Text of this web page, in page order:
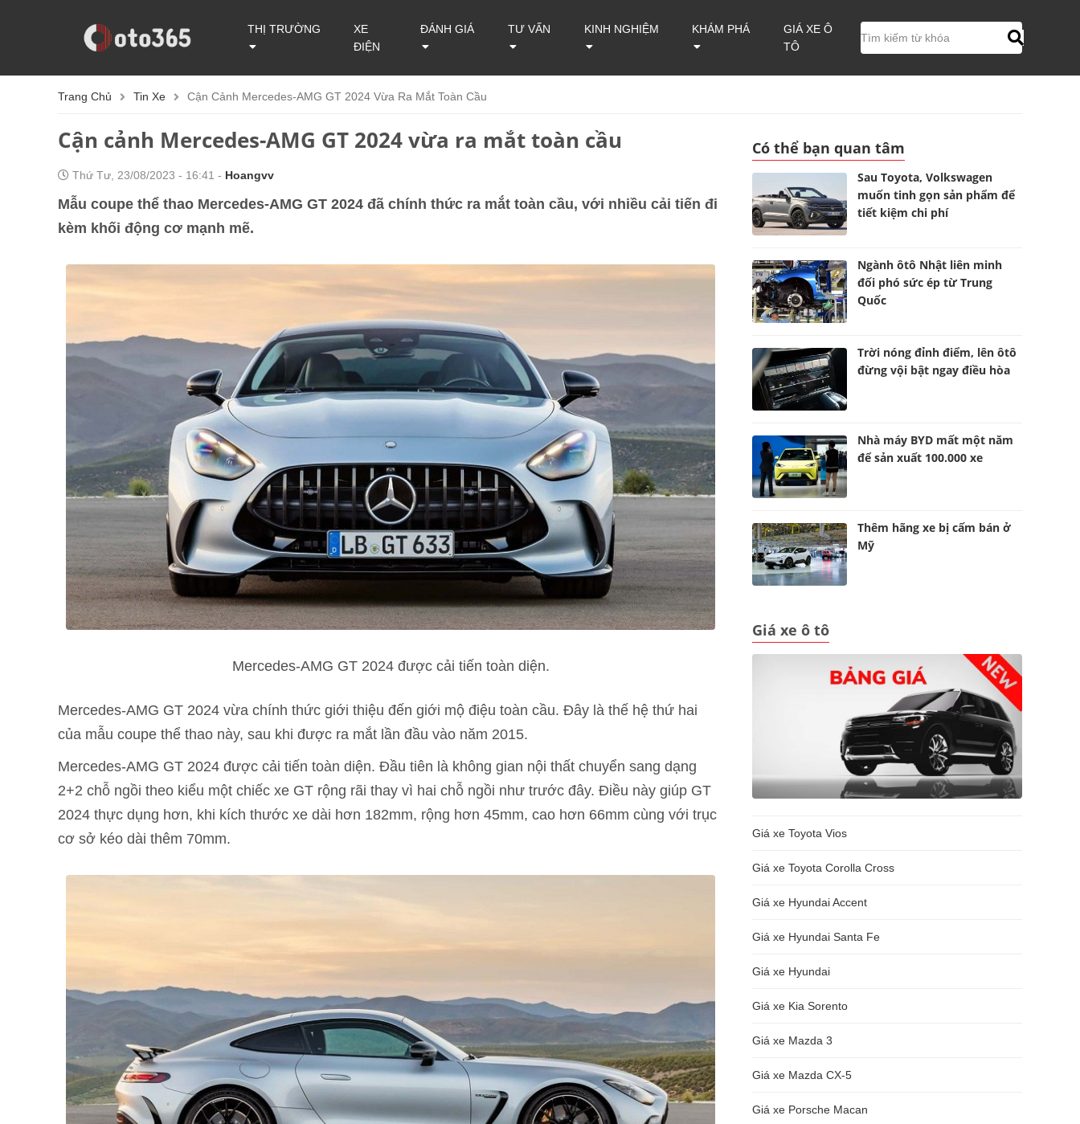
THỊ TRƯỜNG
XE
ĐIỆN
ĐÁNH GIÁ TƯ VẤN KINH NGHIỆM KHÁM PHÁ
GIÁ XE Ô
TÔ
Trang Chủ Tin Xe Cận Cảnh Mercedes-AMG GT 2024 Vừa Ra Mắt Toàn Cầu
Cận cảnh Mercedes-AMG GT 2024 vừa ra mắt toàn cầu
Thứ Tư, 23/08/2023 - 16:41 - Hoangvv
Mẫu coupe thể thao Mercedes-AMG GT 2024 đã chính thức ra mắt toàn cầu, với nhiều cải tiến đi
kèm khối động cơ mạnh mẽ.
Mercedes-AMG GT 2024 được cải tiến toàn diện.
Mercedes-AMG GT 2024 vừa chính thức giới thiệu đến giới mộ điệu toàn cầu. Đây là thế hệ thứ hai
của mẫu coupe thể thao này, sau khi được ra mắt lần đầu vào năm 2015.
Mercedes-AMG GT 2024 được cải tiến toàn diện. Đầu tiên là không gian nội thất chuyển sang dạng
2+2 chỗ ngồi theo kiểu một chiếc xe GT rộng rãi thay vì hai chỗ ngồi như trước đây. Điều này giúp GT
2024 thực dụng hơn, khi kích thước xe dài hơn 182mm, rộng hơn 45mm, cao hơn 66mm cùng với trục
cơ sở kéo dài thêm 70mm.
Có thể bạn quan tâm
Sau Toyota, Volkswagen
muốn tinh gọn sản phẩm để
tiết kiệm chi phí
Ngành ôtô Nhật liên minh
đối phó sức ép từ Trung
Quốc
Trời nóng đỉnh điểm, lên ôtô
đừng vội bật ngay điều hòa
Nhà máy BYD mất một năm
để sản xuất 100.000 xe
Thêm hãng xe bị cấm bán ở
Mỹ
Giá xe ô tô
Giá xe Toyota Vios
Giá xe Toyota Corolla Cross
Giá xe Hyundai Accent
Giá xe Hyundai Santa Fe
Giá xe Hyundai
Giá xe Kia Sorento
Giá xe Mazda 3
Giá xe Mazda CX-5
Giá xe Porsche Macan